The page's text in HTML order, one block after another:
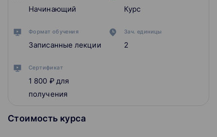
Начинающий Курс
Формат обучения
Записанные лекции
Зач. единицы
2
Сертификат
1 800 ₽для
получения
Стоимость курса